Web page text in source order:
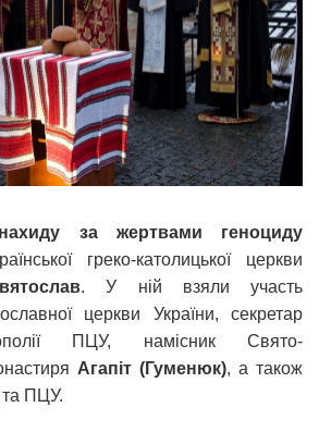
за жертвами геноциду
греко-католицької церкви
. У ній взяли участь
церкви України, секретар
ПЦУ, намісник Свято-
Агапіт (Гуменюк), а також
ПЦУ.